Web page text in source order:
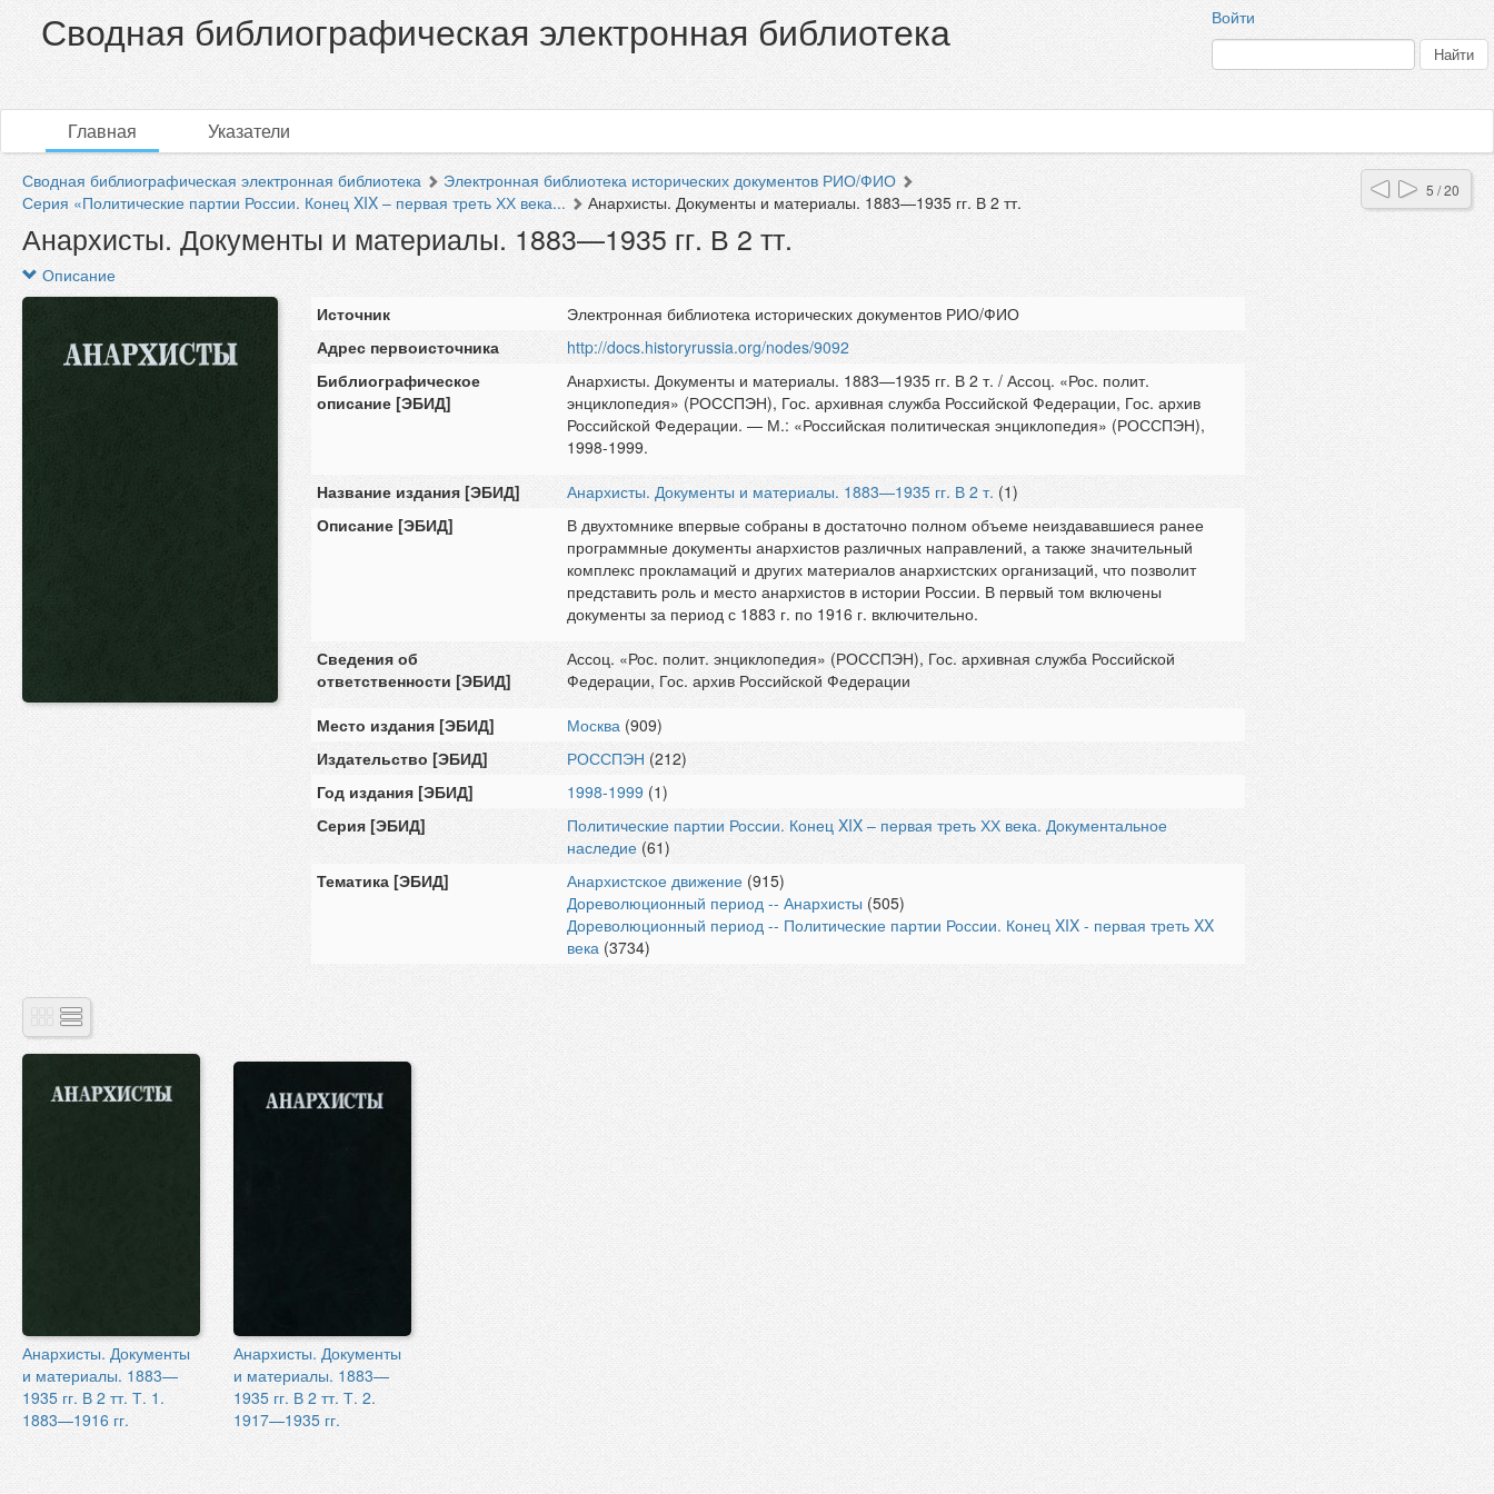
Сводная библиографическая электронная библиотека Войти
Главная Указатели
5 / 20
Сводная библиографическая электронная библиотека
Электронная библиотека исторических документов РИО/ФИО
Серия «Политические партии России. Конец XIX – первая треть ХХ века...
Анархисты. Документы и материалы. 1883—1935 гг. В 2 тт.
Анархисты. Документы и материалы. 1883—1935 гг. В 2 тт.
Описание
Источник
Электронная библиотека исторических документов РИО/ФИО
Адрес первоисточника
http://docs.historyrussia.org/nodes/9092
Библиографическое
описание [ЭБИД]
Анархисты. Документы и материалы. 1883—1935 гг. В 2 т. / Ассоц. «Рос. полит.
энциклопедия» (РОССПЭН), Гос. архивная служба Российской Федерации, Гос. архив
Российской Федерации. — М.: «Российская политическая энциклопедия» (РОССПЭН),
1998-1999.
Название издания [ЭБИД]
Анархисты. Документы и материалы. 1883—1935 гг. В 2 т. (1)
Описание [ЭБИД]
В двухтомнике впервые собраны в достаточно полном объеме неиздававшиеся ранее
программные документы анархистов различных направлений, а также значительный
комплекс прокламаций и других материалов анархистских организаций, что позволит
представить роль и место анархистов в истории России. В первый том включены
документы за период с 1883 г. по 1916 г. включительно.
Сведения об
ответственности [ЭБИД]
Ассоц. «Рос. полит. энциклопедия» (РОССПЭН), Гос. архивная служба Российской
Федерации, Гос. архив Российской Федерации
Место издания [ЭБИД]
Москва (909)
Издательство [ЭБИД]
РОССПЭН (212)
Год издания [ЭБИД]
1998-1999 (1)
Серия [ЭБИД]
Политические партии России. Конец XIX – первая треть ХХ века. Документальное
наследие (61)
Тематика [ЭБИД]
Анархистское движение (915)
Дореволюционный период -- Анархисты (505)
Дореволюционный период -- Политические партии России. Конец XIX - первая треть XX
века (3734)
Анархисты. Документы
и материалы. 1883—
1935 гг. В 2 тт. Т. 1.
1883—1916 гг.
Анархисты. Документы
и материалы. 1883—
1935 гг. В 2 тт. Т. 2.
1917—1935 гг.